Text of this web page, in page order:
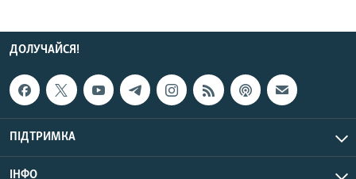
ДОЛУЧАЙСЯ!
ПІДТРИМКА
ІНФО